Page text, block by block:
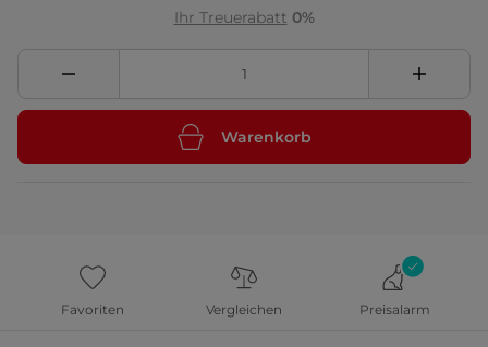
Ihr Treuerabatt 0%
Warenkorb
Favoriten Vergleichen Preisalarm